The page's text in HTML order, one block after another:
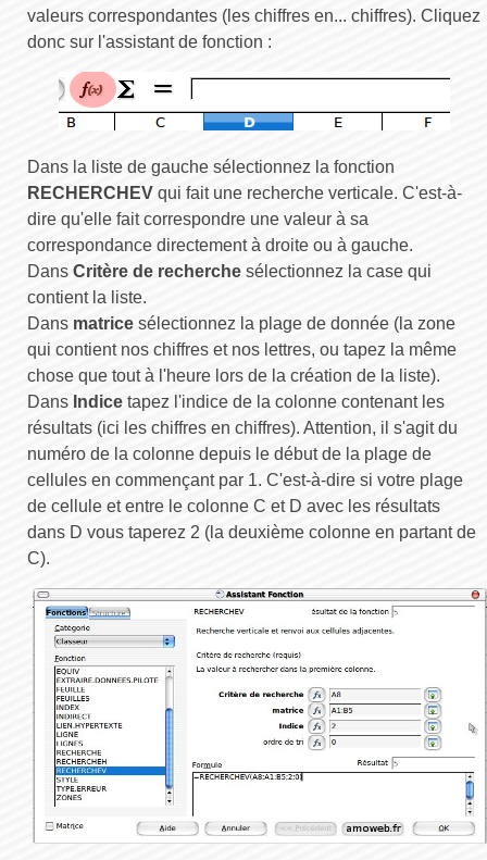
valeurs correspondantes (les chiffres en... chiffres). Cliquez
donc sur l'assistant de fonction :
Dans la liste de gauche sélectionnez la fonction
RECHERCHEV qui fait une recherche verticale. C'est-à-
dire qu'elle fait correspondre une valeur à sa
correspondance directement à droite ou à gauche.
Dans Critère de recherche sélectionnez la case qui
contient la liste.
Dans matrice sélectionnez la plage de donnée (la zone
qui contient nos chiffres et nos lettres, ou tapez la même
chose que tout à l'heure lors de la création de la liste).
Dans Indice tapez l'indice de la colonne contenant les
résultats (ici les chiffres en chiffres). Attention, il s'agit du
numéro de la colonne depuis le début de la plage de
cellules en commençant par 1. C'est-à-dire si votre plage
de cellule et entre le colonne C et D avec les résultats
dans D vous taperez 2 (la deuxième colonne en partant de
C).